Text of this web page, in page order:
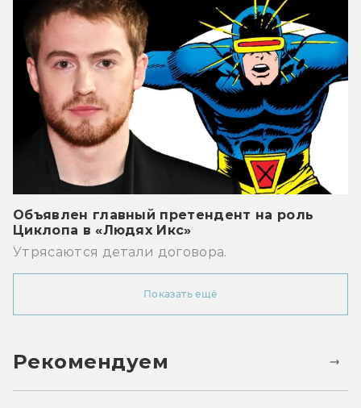
Объявлен главный претендент на роль
Циклопа в «Людях Икс»
Утрясаются детали договора.
Показать ещё
Рекомендуем